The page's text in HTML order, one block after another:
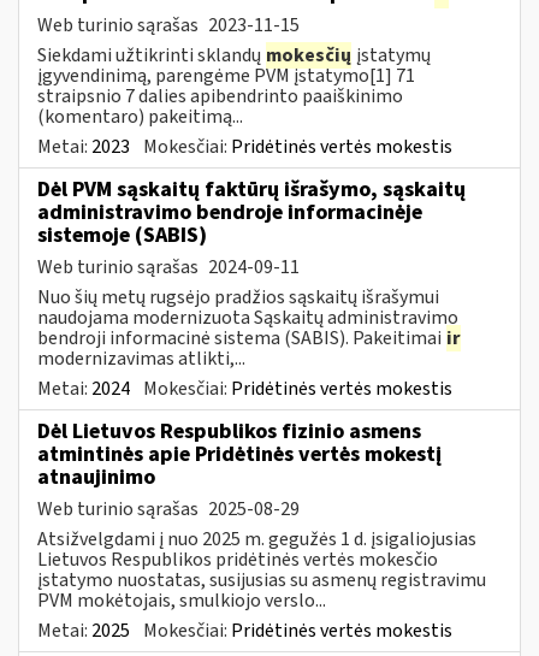
Web turinio sąrašas 2023-11-15
Siekdami užtikrinti sklandų mokesčių įstatymų
įgyvendinimą, parengėme PVM įstatymo[1] 71
straipsnio 7 dalies apibendrinto paaiškinimo
(komentaro) pakeitimą...
Metai: 2023 Mokesčiai: Pridėtinės vertės mokestis
Dėl PVM sąskaitų faktūrų išrašymo, sąskaitų
administravimo bendroje informacinėje
sistemoje (SABIS)
Web turinio sąrašas 2024-09-11
Nuo šių metų rugsėjo pradžios sąskaitų išrašymui
naudojama modernizuota Sąskaitų administravimo
bendroji informacinė sistema (SABIS). Pakeitimai ir
modernizavimas atlikti,...
Metai: 2024 Mokesčiai: Pridėtinės vertės mokestis
Dėl Lietuvos Respublikos fizinio asmens
atmintinės apie Pridėtinės vertės mokestį
atnaujinimo
Web turinio sąrašas 2025-08-29
Atsižvelgdami į nuo 2025 m. gegužės 1 d. įsigaliojusias
Lietuvos Respublikos pridėtinės vertės mokesčio
įstatymo nuostatas, susijusias su asmenų registravimu
PVM mokėtojais, smulkiojo verslo...
Metai: 2025 Mokesčiai: Pridėtinės vertės mokestis